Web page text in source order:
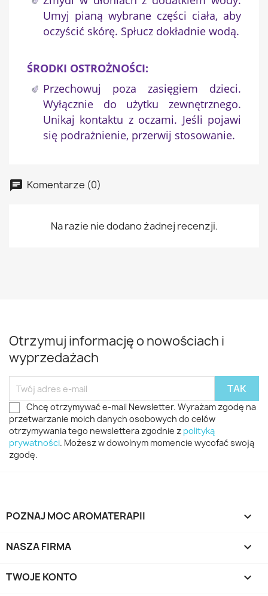
Umyj pianą wybrane części ciała, aby
oczyścić skórę. Spłucz dokładnie wodą.
ŚRODKI OSTROŻNOŚCI:
Przechowuj poza zasięgiem dzieci.
Wyłącznie do użytku zewnętrznego.
Unikaj kontaktu z oczami. Jeśli pojawi
się podrażnienie, przerwij stosowanie.
Komentarze (0)
Na razie nie dodano żadnej recenzji.
Otrzymuj informację o nowościach i
wyprzedażach
Chcę otrzymywać e-mail Newsletter. Wyrażam zgodę na
przetwarzanie moich danych osobowych do celów
otrzymywania tego newslettera zgodnie z polityką
prywatności. Możesz w dowolnym momencie wycofać swoją
zgodę.
POZNAJ MOC AROMATERAPII 
NASZA FIRMA 
TWOJE KONTO 